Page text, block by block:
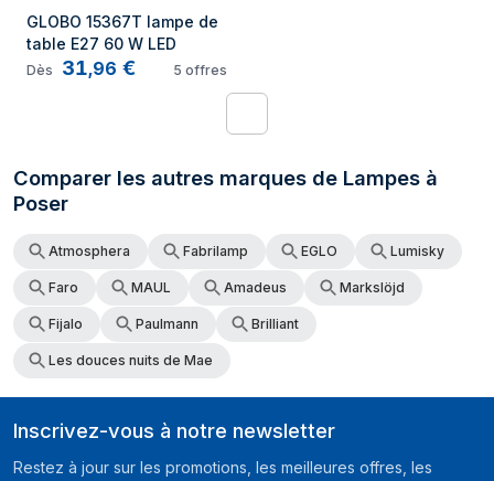
GLOBO 15367T lampe de
table E27 60 W LED
Dès 31,96 € 5 offres
Comparer les autres marques de Lampes à
Poser
Atmosphera Fabrilamp EGLO Lumisky
Faro MAUL Amadeus Markslöjd
Fijalo Paulmann Brilliant
Les douces nuits de Mae
Inscrivez-vous à notre newsletter
Restez à jour sur les promotions, les meilleures offres, les